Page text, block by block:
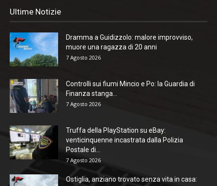
Ultime Notizie
Dramma a Guidizzolo: malore improvviso,
muore una ragazza di 20 anni
7 Agosto 2026
Controlli sui fiumi Mincio e Po: la Guardia di
Finanza stanga...
7 Agosto 2026
Truffa della PlayStation su eBay:
venticinquenne incastrata dalla Polizia
Postale di...
7 Agosto 2026
Ostiglia, anziano trovato senza vita in casa: